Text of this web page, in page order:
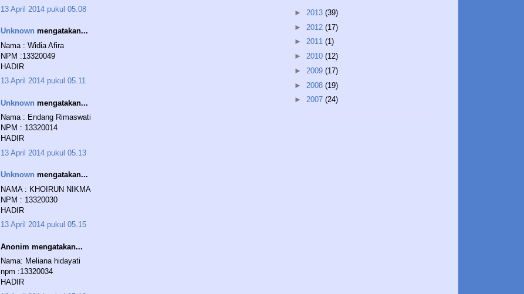
13 April 2014 pukul 05.08
Unknown mengatakan...
Nama : Widia Afira
NPM :13320049
HADIR
13 April 2014 pukul 05.11
Unknown mengatakan...
Nama : Endang Rimaswati
NPM : 13320014
HADIR
13 April 2014 pukul 05.13
Unknown mengatakan...
NAMA : KHOIRUN NIKMA
NPM : 13320030
HADIR
13 April 2014 pukul 05.15
Anonim mengatakan...
Nama: Meliana hidayati
npm :13320034
HADIR
► 2013 (39)
► 2012 (17)
► 2011 (1)
► 2010 (12)
► 2009 (17)
► 2008 (19)
► 2007 (24)